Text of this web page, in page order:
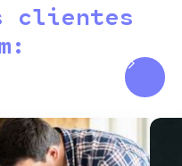
clientes